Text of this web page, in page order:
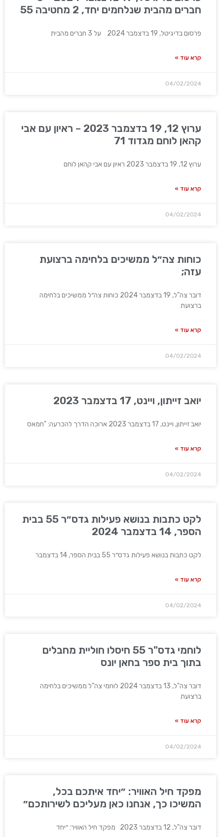
חברים מהבית שנלחמים יחד, 2 מחטיבה 55
פרסום בדיגיטל, 19 בדצמבר 2024 על 3 חברים מהבית
קרא עוד »
04/02/2024
ערוץ 12, 19 בדצמבר 2023 – ראיון עם אבי
קהאן לוחם מגדוד 71
ערוץ 12, 19 בדצמבר 2023 ראיון עם אבי קהאן לוחם
קרא עוד »
04/02/2024
כוחות צה״ל ממשיכים בלחימה ברצועת
עזה;
דובר צה"ל, 19 בדצמבר 2024 כוחות צה״ל ממשיכים בלחימה
ברצועת
קרא עוד »
04/02/2024
יואב זייתון, ויינט, 17 בדצמבר 2023
יואב זייתון, ויינט, 17 בדצמבר 2023 ארוכה הדרך להכרעה: "חמאס
קרא עוד »
04/02/2024
לקט כתבות בנושא פעילות גדס״ר 55 בבית
הספר, 14 בדצמבר 2024
לקט כתבות בנושא פעילות גדס״ר 55 בבית הספר, 14 בדצמבר
קרא עוד »
04/02/2024
לוחמי גדס"ר 55 חיסלו חוליית מחבלים
בתוך בית ספר בחאן יונס
דובר צה"ל, 13 בדצמבר 2024 לוחמי צה"ל ממשיכים בלחימה
ברצועת
קרא עוד »
04/02/2024
מפקד חיל האוויר: ״יחד איתכם בכל,
המשיכו כך, אנחנו כאן מעליכם לשירותכם״
דובר צה"ל, 12 בדצמבר 2023 מפקד חיל האוויר: ״יחד